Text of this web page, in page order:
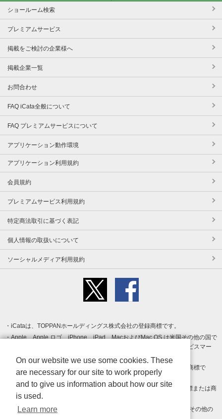
ショールーム検索
プレミアムサービス
掲載をご検討の企業様へ
掲載企業一覧
お問合わせ
FAQ iCata全般について
FAQ プレミアムサービスについて
アプリケーション動作環境
アプリケーション利用規約
会員規約
プレミアムサービス利用規約
特定商法取引に基づく表記
個人情報の取扱いについて
ソーシャルメディア利用規約
iCataは、TOPPANホールディングス株式会社の登録商標です。
Apple、Apple ロゴ、iPhone、iPad、MacおよびMac OS は米国その他の国で
登録された Apple Inc. の商標です。App Store は Apple Inc. のサービスマー
クです。
Android、Google Play および Google Play ロゴ は Google LLC の商標で
す。
Windows は Microsoft Inc.の米国およびその他の国における登録商標または商
標です。
Adobe、Adobe Reader、Adobe PDF は、Adobe Inc.の米国およびその他の
On our website we use some cookies. These
are necessary for our site to work properly
and to give us information about how our site
is used.
Learn more